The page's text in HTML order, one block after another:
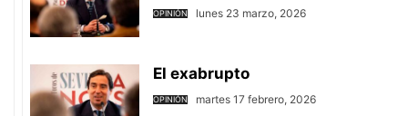
OPINIÓN lunes 23 marzo, 2026
El exabrupto
OPINIÓN martes 17 febrero, 2026